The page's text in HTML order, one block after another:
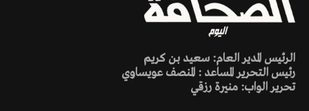
الرئيس المدير العام: سعيد بن كريم
رئيس التحرير المساعد : المنصف عويساوي
تحرير الواب: منيرة رزقي